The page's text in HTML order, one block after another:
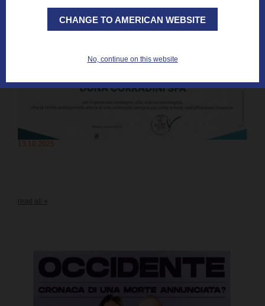
13.10.2025
read all »
CHANGE TO AMERICAN WEBSITE
No, continue on this website